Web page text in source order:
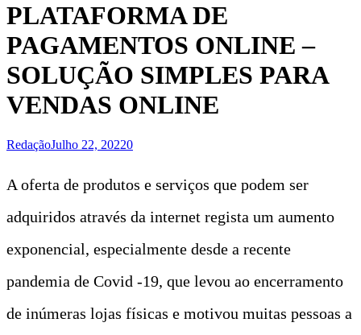
PLATAFORMA DE
PAGAMENTOS ONLINE –
SOLUÇÃO SIMPLES PARA
VENDAS ONLINE
RedaçãoJulho 22, 20220
A oferta de produtos e serviços que podem ser
adquiridos através da internet regista um aumento
exponencial, especialmente desde a recente
pandemia de Covid -19, que levou ao encerramento
de inúmeras lojas físicas e motivou muitas pessoas a